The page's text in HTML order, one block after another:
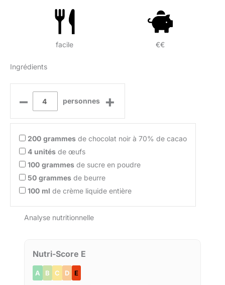
facile €€
Ingrédients
– personnes +
200 grammes de chocolat noir à 70% de cacao
4 unités de œufs
100 grammes de sucre en poudre
50 grammes de beurre
100 ml de crème liquide entière
Analyse nutritionnelle
Nutri-Score E
A B C D E